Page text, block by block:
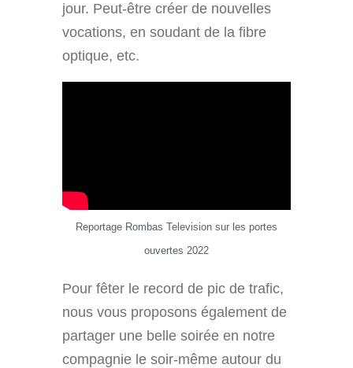
jour. Peut-être créer de nouvelles
vocations, en soudant de la fibre
optique, etc.
Reportage Rombas Television sur les portes
ouvertes 2022
Pour fêter le record de pic de trafic,
nous vous proposons également de
partager une belle soirée en notre
compagnie le soir-même autour du